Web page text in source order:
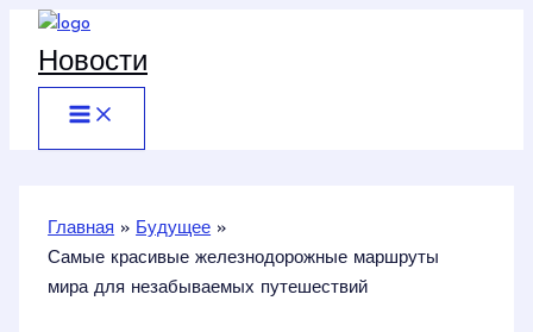
Перейти
содержимому
Новости
Главная
Будущее
Самые красивые железнодорожные маршруты
мира для незабываемых путешествий